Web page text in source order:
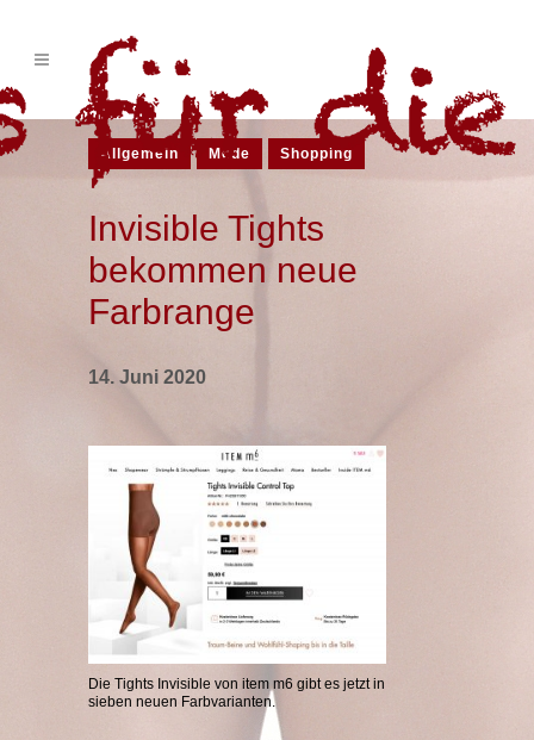
Allgemein Mode Shopping
Invisible Tights
bekommen neue
Farbrange
14. Juni 2020
Die Tights Invisible von item m6 gibt es jetzt in
sieben neuen Farbvarianten.